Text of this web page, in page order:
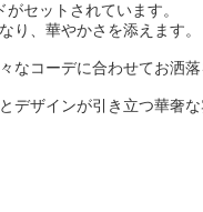
セットされています。
り、華やかさを添えます。
コーデに合わせてお洒落
デザインが引き立つ華奢